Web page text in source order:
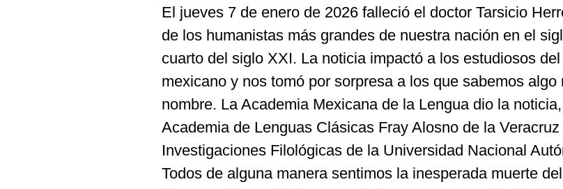
El jueves 7 de enero de 2026 falleció el doctor Tarsicio
de los humanistas más grandes de nuestra nación en el
cuarto del siglo XXI. La noticia impactó a los estudiosos
mexicano y nos tomó por sorpresa a los que sabemos algo
nombre. La Academia Mexicana de la Lengua dio la
Academia de Lenguas Clásicas Fray Alosno de la
Investigaciones Filológicas de la Universidad Nacional
Todos de alguna manera sentimos la inesperada muerte